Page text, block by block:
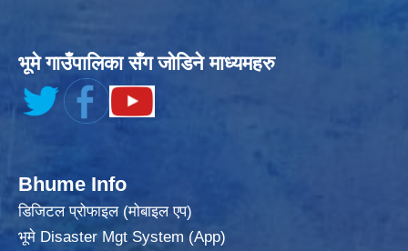
भूमे गाउँपालिका सँग जोडिने माध्यमहरु
Bhume Info
डिजिटल प्रोफाइल (मोबाइल एप)
भूमे Disaster Mgt System (App)